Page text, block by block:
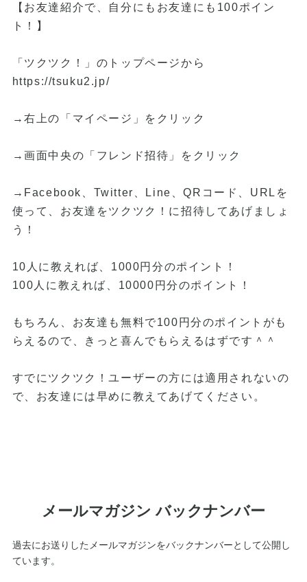
【お友達紹介で、自分にもお友達にも100ポイン
ト！】
「ツクツク！」のトップページから
https://tsuku2.jp/
→右上の「マイページ」をクリック
→画面中央の「フレンド招待」をクリック
→Facebook、Twitter、Line、QRコード、URLを
使って、お友達をツクツク！に招待してあげましょ
う！
10人に教えれば、1000円分のポイント！
100人に教えれば、10000円分のポイント！
もちろん、お友達も無料で100円分のポイントがも
らえるので、きっと喜んでもらえるはずです＾＾
すでにツクツク！ユーザーの方には適用されないの
で、お友達には早めに教えてあげてください。
メールマガジン バックナンバー
過去にお送りしたメールマガジンをバックナンバーとして公開し
ています。